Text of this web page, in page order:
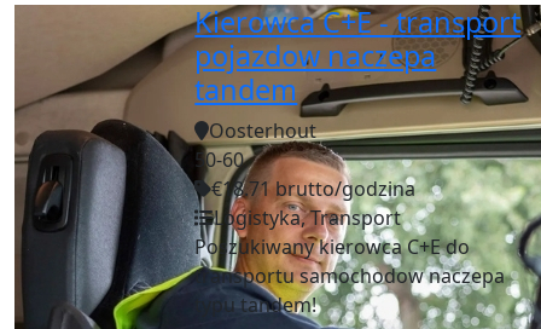
Kierowca C+E - transport
pojazdow naczepa
tandem
Oosterhout
50-60
€18.71 brutto/godzina
Logistyka, Transport
Poszukiwany kierowca C+E do
transportu samochodow naczepa
typu tandem!